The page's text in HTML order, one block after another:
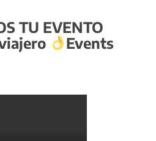
TU EVENTO
Events